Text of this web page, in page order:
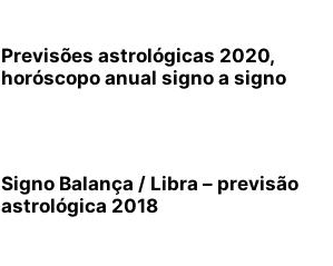
Previsões astrológicas 2020,
horóscopo anual signo a signo
Signo Balança / Libra – previsão
astrológica 2018